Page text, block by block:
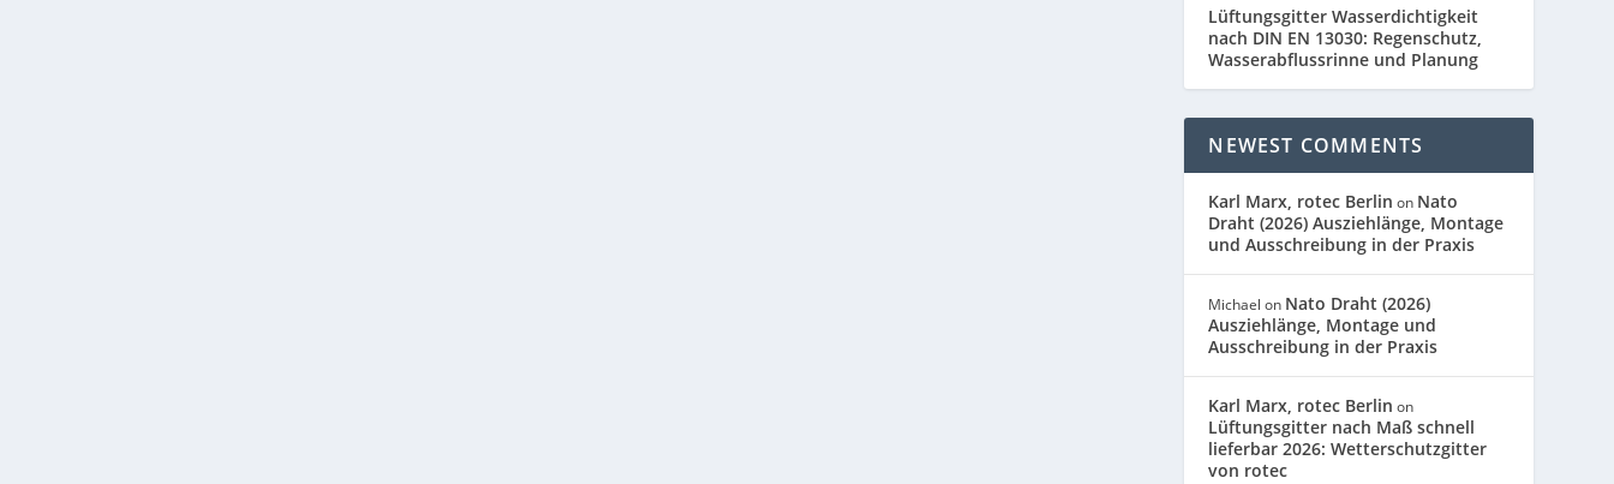
Lüftungsgitter Wasserdichtigkeit
nach DIN EN 13030: Regenschutz,
Wasserabflussrinne und Planung
NEWEST COMMENTS
Karl Marx, rotec Berlin on Nato
Draht (2026) Ausziehlänge, Montage
und Ausschreibung in der Praxis
Michael on Nato Draht (2026)
Ausziehlänge, Montage und
Ausschreibung in der Praxis
Karl Marx, rotec Berlin on
Lüftungsgitter nach Maß schnell
lieferbar 2026: Wetterschutzgitter
von rotec